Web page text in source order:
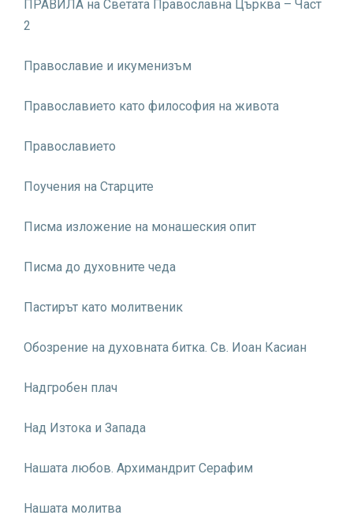
ПРАВИЛА на Светата Православна Църква – Част
2
Православие и икуменизъм
Православието като философия на живота
Православието
Поучения на Старците
Писма изложение на монашеския опит
Писма до духовните чеда
Пастирът като молитвеник
Обозрение на духовната битка. Св. Иоан Касиан
Надгробен плач
Над Изтока и Запада
Нашата любов. Архимандрит Серафим
Нашата молитва